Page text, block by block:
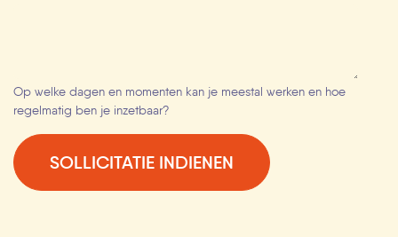
Op welke dagen en momenten kan je meestal werken en hoe
regelmatig ben je inzetbaar?
SOLLICITATIE INDIENEN